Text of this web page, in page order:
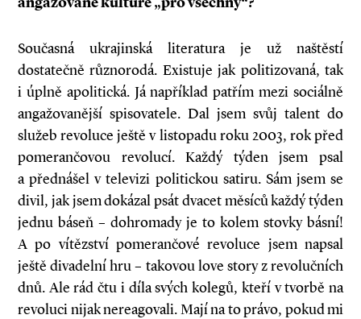
Současná ukrajinská literatura je už naštěstí
dostatečně různorodá. Existuje jak politizovaná, tak
i úplně apolitická. Já například patřím mezi sociálně
angažovanější spisovatele. Dal jsem svůj talent do
služeb revoluce ještě v listopadu roku 2003, rok před
pomerančovou revolucí. Každý týden jsem psal
a přednášel v televizi politickou satiru. Sám jsem se
divil, jak jsem dokázal psát dvacet měsíců každý týden
jednu báseň – dohromady je to kolem stovky básní!
A po vítězství pomerančové revoluce jsem napsal
ještě divadelní hru – takovou love story z revolučních
dnů. Ale rád čtu i díla svých kolegů, kteří v tvorbě na
revoluci nijak nereagovali. Mají na to právo, pokud mi